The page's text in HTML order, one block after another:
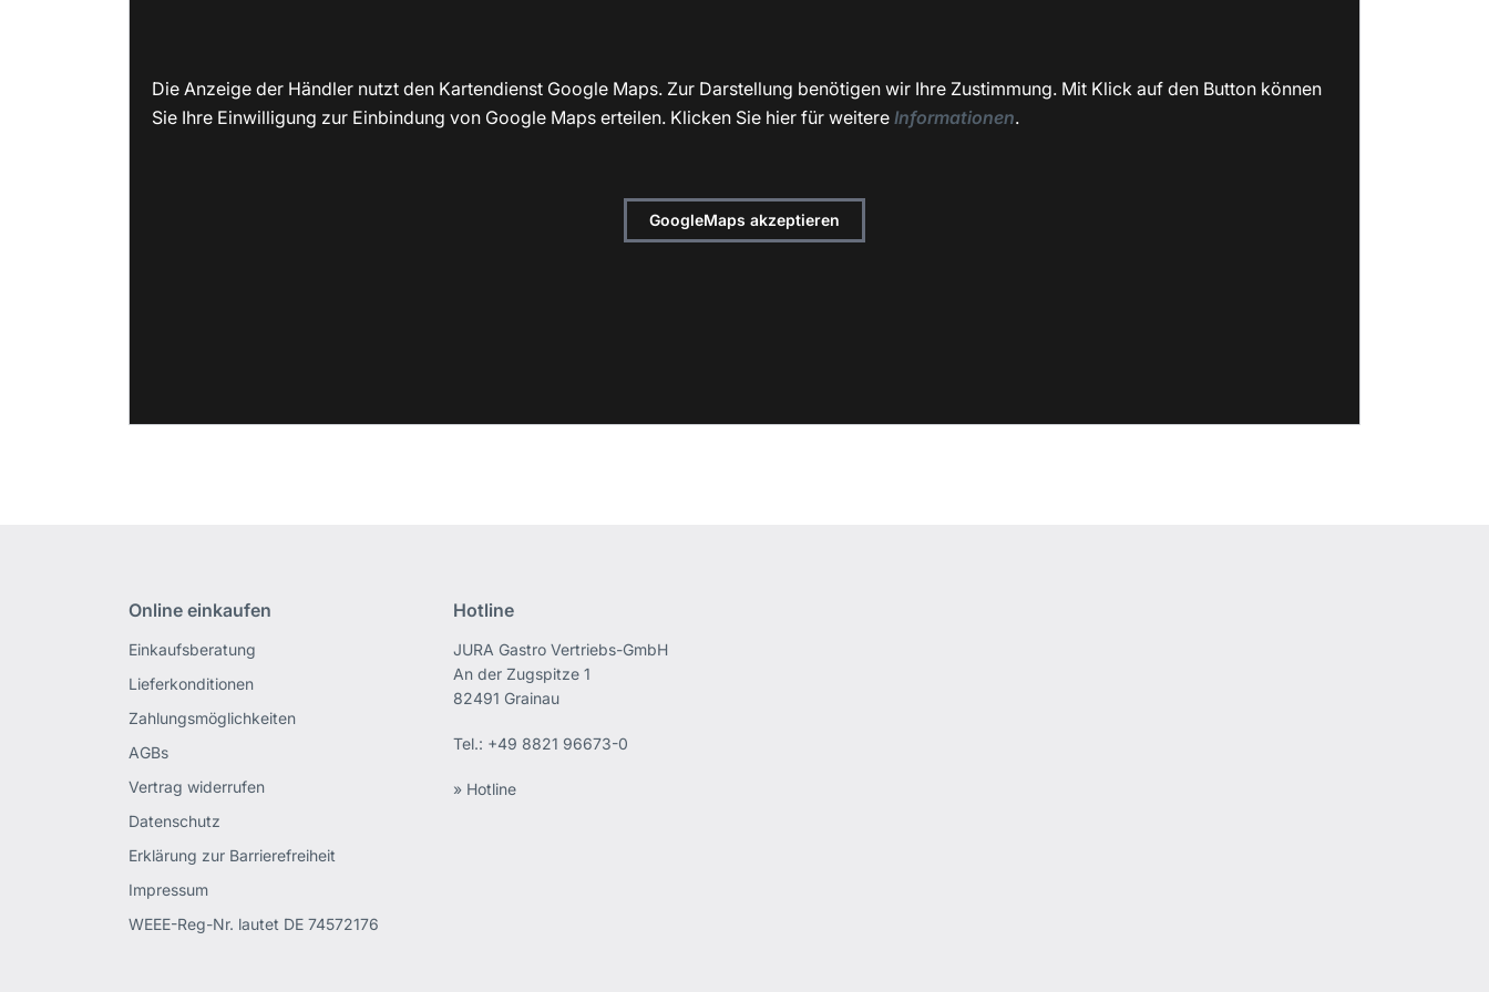
Die Anzeige der Händler nutzt den Kartendienst Google Maps. Zur Darstellung benötigen wir Ihre Zustimmung. Mit Klick auf den Button können
Sie Ihre Einwilligung zur Einbindung von Google Maps erteilen. Klicken Sie hier für weitereInformationen.
GoogleMaps akzeptieren
Online einkaufen
Einkaufsberatung
Lieferkonditionen
Zahlungsmöglichkeiten
AGBs
Vertrag widerrufen
Datenschutz
Erklärung zur Barrierefreiheit
Impressum
WEEE-Reg-Nr. lautet DE 74572176
Hotline
JURA Gastro Vertriebs-GmbH
An der Zugspitze 1
82491 Grainau
Tel.: +49 8821 96673-0
» Hotline